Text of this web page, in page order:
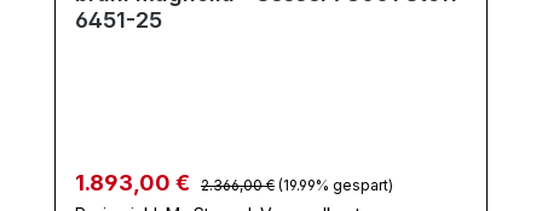
6451-25
Verkaufspreis:
1.893,00 € Regulärer Preis:
2.366,00 € (19.99% gespart)